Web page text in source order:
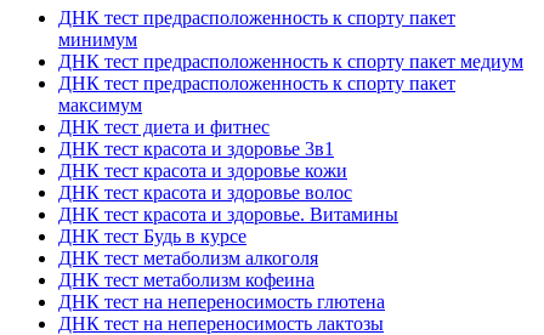
ДНК тест предрасположенность к спорту пакет
минимум
ДНК тест предрасположенность к спорту пакет медиум
ДНК тест предрасположенность к спорту пакет
максимум
ДНК тест диета и фитнес
ДНК тест красота и здоровье 3в1
ДНК тест красота и здоровье кожи
ДНК тест красота и здоровье волос
ДНК тест красота и здоровье. Витамины
ДНК тест Будь в курсе
ДНК тест метаболизм алкоголя
ДНК тест метаболизм кофеина
ДНК тест на непереносимость глютена
ДНК тест на непереносимость лактозы